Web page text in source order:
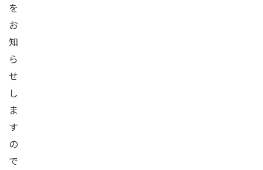
を
お
知
ら
せ
し
ま
す
の
で